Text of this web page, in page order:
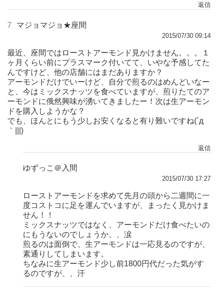
返信
7 マジョマジョ★座間
2015/07/30 09:14
最近、座間ではローストアーモンド見かけません。。。１
ヶ月くらい前にプラスマーク付いてて、いやな予感してた
んですけど、他の店舗にはまだありますか？
アーモンドだけでいーけど、自分で煎るのはめんどいなー
と、今はミックスナッツを食べていますが、煎りたてのア
ーモンドに俄然興味が湧いてきましたー！次は生アーモン
ドを購入しようかな？
でも、ほんとにもう少しお安くなると有り難いですね(´д
｀|||)
返信
ゆずっこ＠入間
2015/07/30 17:27
ローストアーモンドを求めて先月の頭から二週間に一
度コストコに足を運んでいますが、まったく見かけま
せん！！
ミックスナッツではなく、アーモンドだけ食べたいの
にもうないのでしょうか、、涙
煎るのは面倒で、生アーモンドは一応見るのですが、
素通りしてしまいます。
ちなみに生アーモンド少し前1800円代だった気がす
るのですが、、汗